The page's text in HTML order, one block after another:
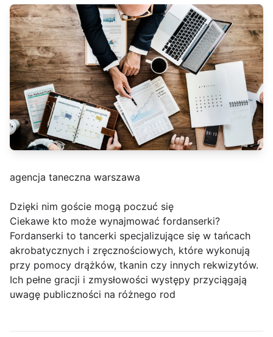
agencja taneczna warszawa
Dzięki nim goście mogą poczuć się
Ciekawe kto może wynajmować fordanserki?
Fordanserki to tancerki specjalizujące się w tańcach
akrobatycznych i zręcznościowych, które wykonują
przy pomocy drążków, tkanin czy innych rekwizytów.
Ich pełne gracji i zmysłowości występy przyciągają
uwagę publiczności na różnego rod